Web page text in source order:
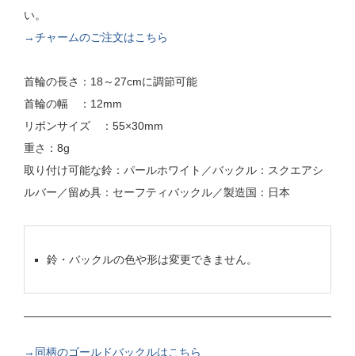
い。
→チャームのご注文はこちら
首輪の長さ：18～27cmに調節可能
首輪の幅 ：12mm
リボンサイズ ：55×30mm
重さ：8g
取り付け可能な鈴：パールホワイト／バックル：スクエアシ
ルバー／留め具：セーフティバックル／製造国：日本
鈴・バックルの色や形は変更できません。
→同柄のゴールドバックルはこちら